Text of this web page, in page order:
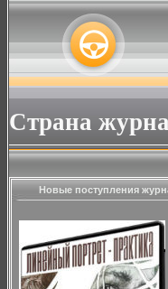
Страна
Новые поступления